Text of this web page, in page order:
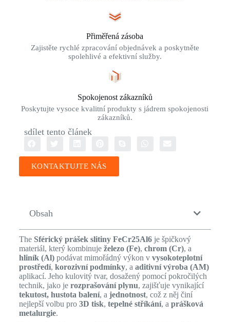
Přiměřená zásoba
Zajistěte rychlé zpracování objednávek a poskytněte
spolehlivé a efektivní služby.
Spokojenost zákazníků
Poskytujte vysoce kvalitní produkty s jádrem spokojenosti
zákazníků.
sdílet tento článek
KONTAKTUJTE NÁS
Obsah
The Sférický prášek slitiny FeCr25Al6je špičkový
materiál, který kombinuje železo (Fe), chrom (Cr), a
hliník (Al)podávat mimořádný výkon v vysokoteplotní
prostředí, korozivní podmínky, a aditivní výroba (AM)
aplikací. Jeho kulovitý tvar, dosažený pomocí pokročilých
technik, jako je rozprašování plynu, zajišťuje vynikající
tekutost, hustota balení, a jednotnost, což z něj činí
nejlepší volbu pro 3D tisk, tepelné stříkání, a prášková
metalurgie.